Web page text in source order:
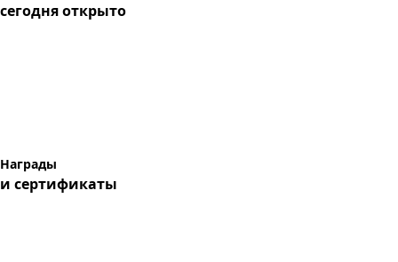
сегодняоткрыто
Награды
и сертификаты